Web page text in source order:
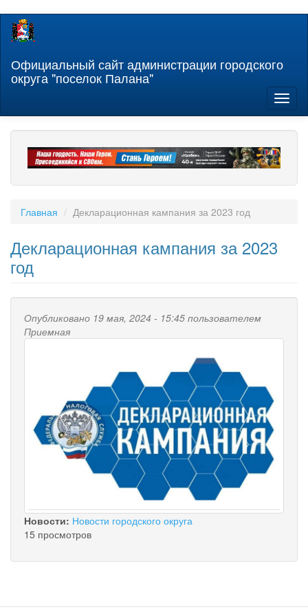
Перейти
содержанию
Официальный сайт администрации городского
округа "поселок Палана"
Главная Декларационная кампания за 2023 год
Декларационная кампания за 2023
год
Опубликовано 19 мая, 2024 - 15:45 пользователем
Приемная
Новости: Новости городского округа
15 просмотров